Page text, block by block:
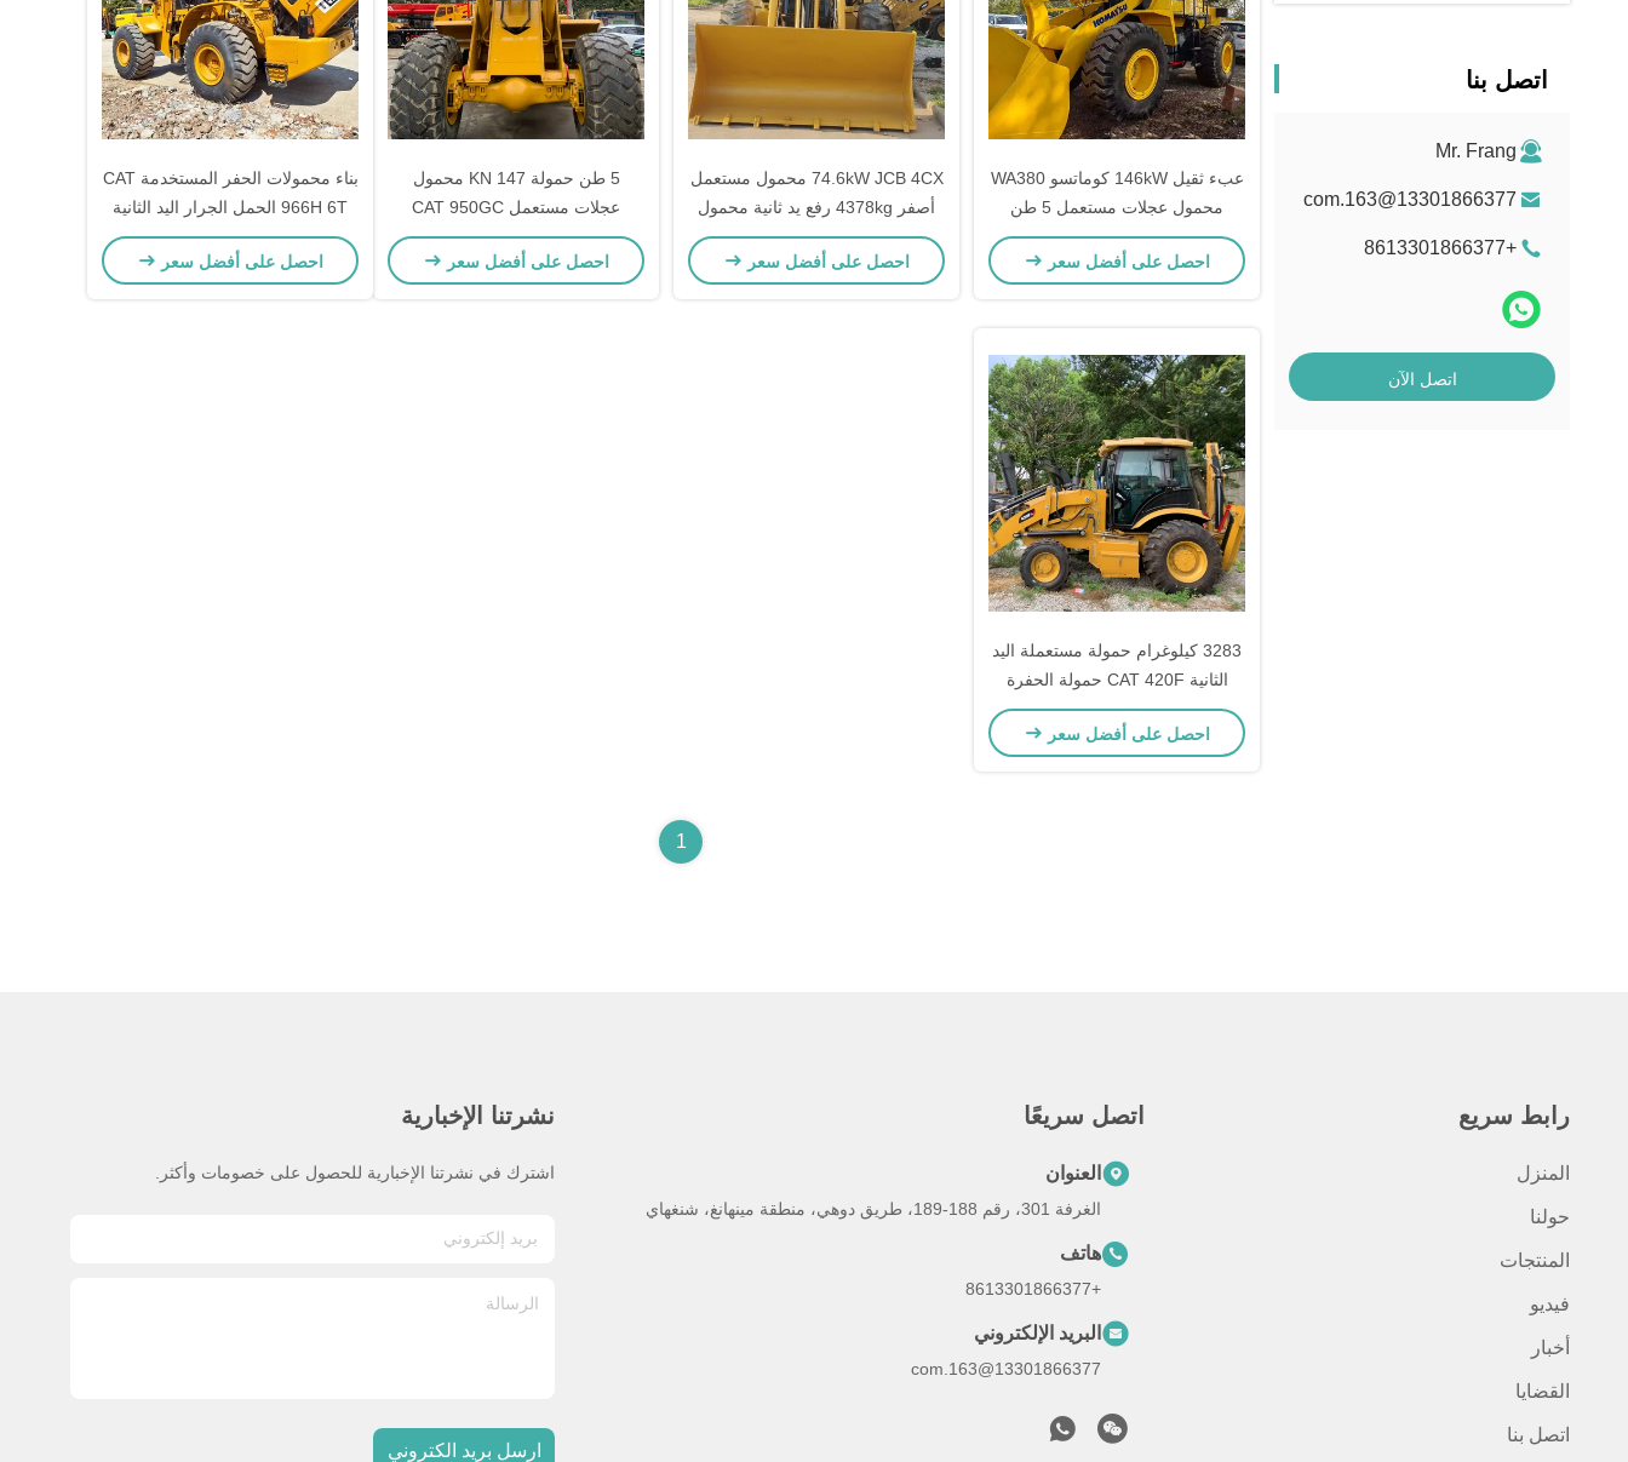
اتصل بنا
Mr. Frang
13301866377@163.com
+8613301866377
اتصل الآن
عبء ثقيل 146kW كوماتسو WA380
محمول عجلات مستعمل 5 طن
الحمل للزراعة
احصل على أفضل سعر
74.6kW JCB 4CX محمول مستعمل
أصفر 4378kg رفع يد ثانية محمول
الحفرة العجلة تتحرك
احصل على أفضل سعر
5 طن حمولة 147 KN محمول
عجلات مستعمل CAT 950GC
التحكم الهيدروليكي
احصل على أفضل سعر
بناء محمولات الحفر المستخدمة CAT
966H 6T الحمل الجرار اليد الثانية
محمولات الحفر
احصل على أفضل سعر
3283 كيلوغرام حمولة مستعملة اليد
الثانية CAT 420F حمولة الحفرة
الخلفية 76.1 كيلوواط للبناء
احصل على أفضل سعر
1
رابط سريع
المنزل
حولنا
المنتجات
فيديو
أخبار
القضايا
اتصل بنا
اتصل سريعًا
العنوان
الغرفة 301، رقم 188-189، طريق دوهي، منطقة مينهانغ، شنغهاي
هاتف
+8613301866377
البريد الإلكتروني
13301866377@163.com
نشرتنا الإخبارية
اشترك في نشرتنا الإخبارية للحصول على خصومات وأكثر.
ارسل بريد الكتروني